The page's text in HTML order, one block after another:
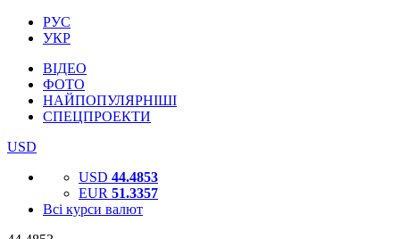
РУС
УКР
ВІДЕО
ФОТО
НАЙПОПУЛЯРНІШІ
СПЕЦПРОЕКТИ
USD
USD 44.4853
EUR 51.3357
Всі курси валют